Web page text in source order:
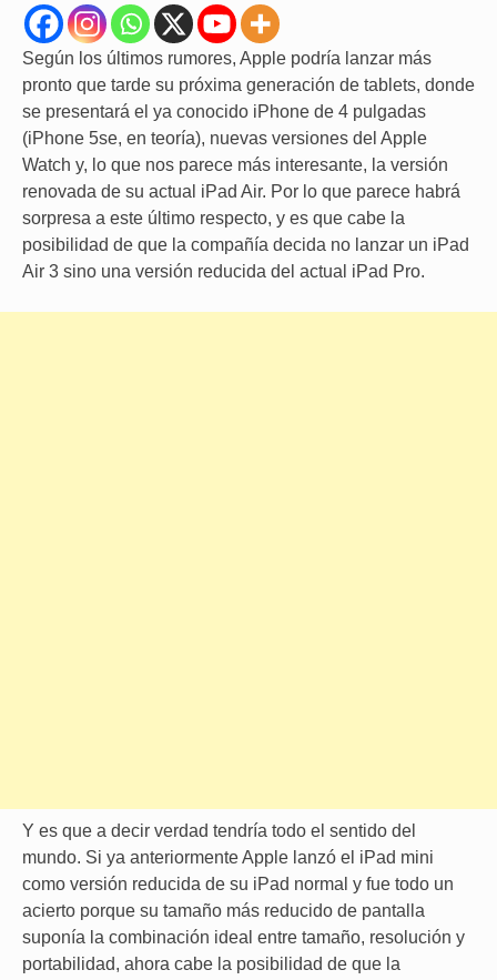
Según los últimos rumores, Apple podría lanzar más
pronto que tarde su próxima generación de tablets, donde
se presentará el ya conocido iPhone de 4 pulgadas
(iPhone 5se, en teoría), nuevas versiones del Apple
Watch y, lo que nos parece más interesante, la versión
renovada de su actual iPad Air. Por lo que parece habrá
sorpresa a este último respecto, y es que cabe la
posibilidad de que la compañía decida no lanzar un iPad
Air 3 sino una versión reducida del actual iPad Pro.
Y es que a decir verdad tendría todo el sentido del
mundo. Si ya anteriormente Apple lanzó el iPad mini
como versión reducida de su iPad normal y fue todo un
acierto porque su tamaño más reducido de pantalla
suponía la combinación ideal entre tamaño, resolución y
portabilidad, ahora cabe la posibilidad de que la